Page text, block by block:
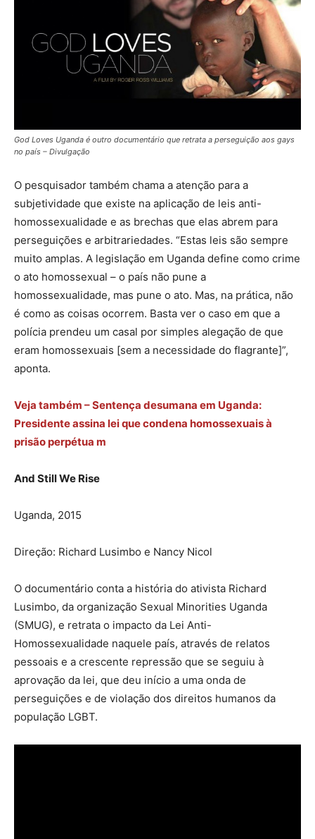
God Loves Uganda é outro documentário que retrata a perseguição aos gays
no país – Divulgação
O pesquisador também chama a atenção para a
subjetividade que existe na aplicação de leis anti-
homossexualidade e as brechas que elas abrem para
perseguições e arbitrariedades. “Estas leis são sempre
muito amplas. A legislação em Uganda define como crime
o ato homossexual – o país não pune a
homossexualidade, mas pune o ato. Mas, na prática, não
é como as coisas ocorrem. Basta ver o caso em que a
polícia prendeu um casal por simples alegação de que
eram homossexuais [sem a necessidade do flagrante]”,
aponta.
Veja também – Sentença desumana em Uganda:
Presidente assina lei que condena homossexuais à
prisão perpétua m
And Still We Rise
Uganda, 2015
Direção: Richard Lusimbo e Nancy Nicol
O documentário conta a história do ativista Richard
Lusimbo, da organização Sexual Minorities Uganda
(SMUG), e retrata o impacto da Lei Anti-
Homossexualidade naquele país, através de relatos
pessoais e a crescente repressão que se seguiu à
aprovação da lei, que deu início a uma onda de
perseguições e de violação dos direitos humanos da
população LGBT.